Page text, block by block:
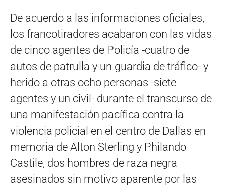
De acuerdo a las informaciones oficiales,
los francotiradores acabaron con las vidas
de cinco agentes de Policía -cuatro de
autos de patrulla y un guardia de tráfico- y
herido a otras ocho personas -siete
agentes y un civil- durante el transcurso de
una manifestación pacífica contra la
violencia policial en el centro de Dallas en
memoria de Alton Sterling y Philando
Castile, dos hombres de raza negra
asesinados sin motivo aparente por las